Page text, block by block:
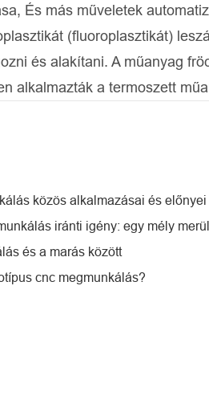
És más műveletek
(fluoroplasztikát)
és alakítani. A műanyag
alkalmazták a termoszett
közös alkalmazásai és előnyei
iránti igény: egy mély
és a marás között
cnc megmunkálás?